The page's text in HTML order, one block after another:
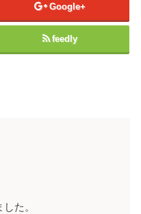
Google+
feedly
た。